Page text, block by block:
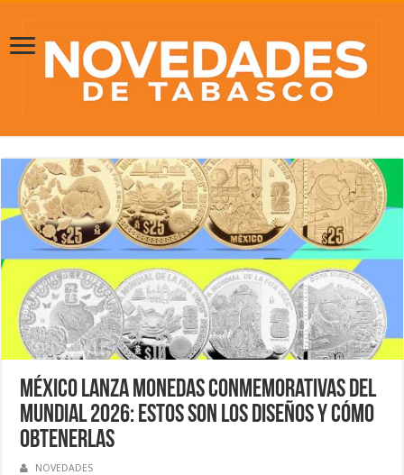
México lanza monedas conmemorativas del
Mundial 2026: estos son los diseños y cómo
obtenerlas
NOVEDADES